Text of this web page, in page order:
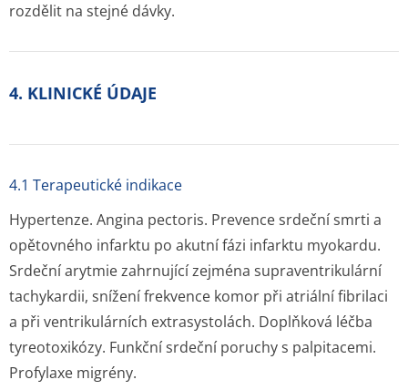
rozdělit na stejné dávky.
4. KLINICKÉ ÚDAJE
4.1 Terapeutické indikace
Hypertenze. Angina pectoris. Prevence srdeční smrti a
opětovného infarktu po akutní fázi infarktu myokardu.
Srdeční arytmie zahrnující zejména supraventrikulární
tachykardii, snížení frekvence komor při atriální fibrilaci
a při ventrikulárních extrasystolách. Doplňková léčba
tyreotoxikózy. Funkční srdeční poruchy s palpitacemi.
Profylaxe migrény.